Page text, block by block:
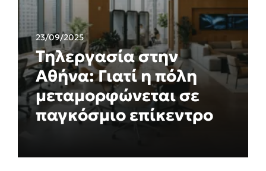
23/09/2025
Τηλεργασία στην
Αθήνα: Γιατί η πόλη
μεταμορφώνεται σε
παγκόσμιο επίκεντρο